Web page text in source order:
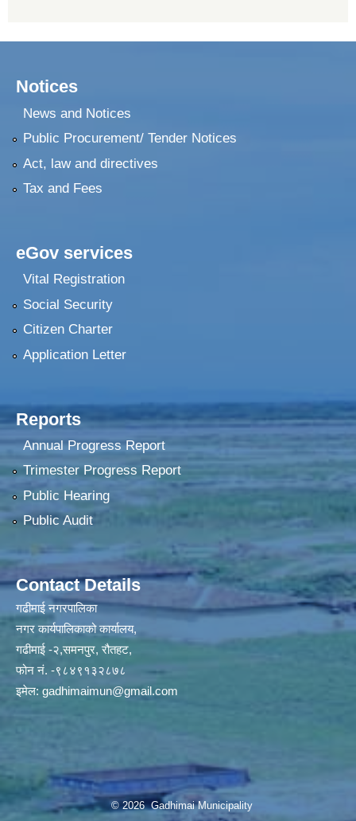
Notices
News and Notices
Public Procurement/ Tender Notices
Act, law and directives
Tax and Fees
eGov services
Vital Registration
Social Security
Citizen Charter
Application Letter
Reports
Annual Progress Report
Trimester Progress Report
Public Hearing
Public Audit
Contact Details
गढीमाई नगरपालिका
नगर कार्यपालिकाको कार्यालय,
गढीमाई -२,समनपुर, रौतहट,
फोन नं. -९८४९१३२८७८
इमेल: gadhimaimun@gmail.com
© 2026 Gadhimai Municipality